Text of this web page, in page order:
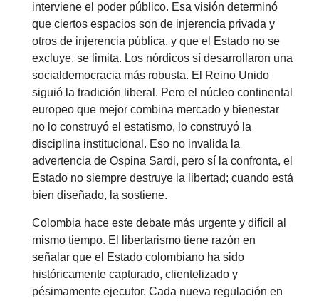
interviene el poder público. Esa visión determinó
que ciertos espacios son de injerencia privada y
otros de injerencia pública, y que el Estado no se
excluye, se limita. Los nórdicos sí desarrollaron una
socialdemocracia más robusta. El Reino Unido
siguió la tradición liberal. Pero el núcleo continental
europeo que mejor combina mercado y bienestar
no lo construyó el estatismo, lo construyó la
disciplina institucional. Eso no invalida la
advertencia de Ospina Sardi, pero sí la confronta, el
Estado no siempre destruye la libertad; cuando está
bien diseñado, la sostiene.
Colombia hace este debate más urgente y difícil al
mismo tiempo. El libertarismo tiene razón en
señalar que el Estado colombiano ha sido
históricamente capturado, clientelizado y
pésimamente ejecutor. Cada nueva regulación en